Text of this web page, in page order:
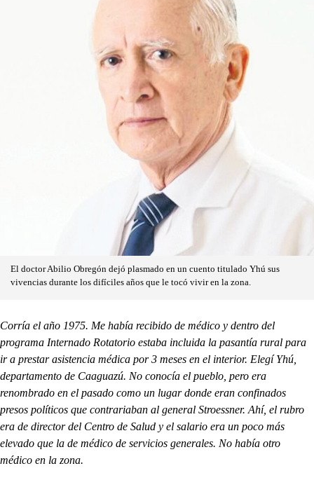
El doctor Abilio Obregón dejó plasmado en un cuento titulado Yhú sus
vivencias durante los difíciles años que le tocó vivir en la zona.
Corría el año 1975. Me había recibido de médico y dentro del
programa Internado Rotatorio estaba incluida la pasantía rural para
ir a prestar asistencia médica por 3 meses en el interior. Elegí Yhú,
departamento de Caaguazú. No conocía el pueblo, pero era
renombrado en el pasado como un lugar donde eran confinados
presos políticos que contrariaban al general Stroessner. Ahí, el rubro
era de director del Centro de Salud y el salario era un poco más
elevado que la de médico de servicios generales. No había otro
médico en la zona.